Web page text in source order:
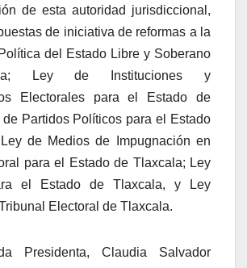
de esta autoridad jurisdiccional,
de iniciativa de reformas a la
del Estado Libre y Soberano
Ley de Instituciones y
Electorales para el Estado de
Partidos Políticos para el Estado
de Medios de Impugnación en
para el Estado de Tlaxcala; Ley
el Estado de Tlaxcala, y Ley
Electoral de Tlaxcala.
Presidenta, Claudia Salvador